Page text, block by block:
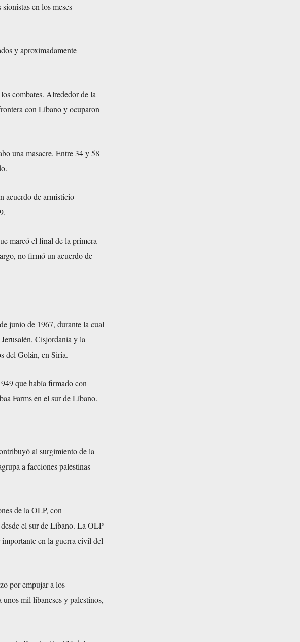
en los meses
y aproximadamente
combates. Alrededor de la
con Líbano y ocuparon
una masacre. Entre 34 y 58
acuerdo de armisticio
marcó el final de la primera
no firmó un acuerdo de
junio de 1967, durante la cual
Cisjordania y la
del Golán, en Siria.
que había firmado con
Farms en el sur de Líbano.
al surgimiento de la
a facciones palestinas
de la OLP, con
el sur de Líbano. La OLP
en la guerra civil del
por empujar a los
mil libaneses y palestinos,